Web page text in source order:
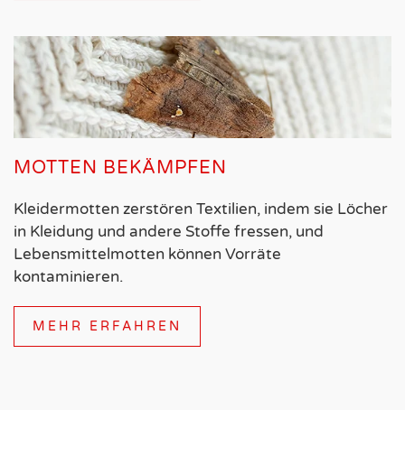
MOTTEN BEKÄMPFEN
Kleidermotten zerstören Textilien, indem sie Löcher
in Kleidung und andere Stoffe fressen, und
Lebensmittelmotten können Vorräte
kontaminieren.
MEHR ERFAHREN